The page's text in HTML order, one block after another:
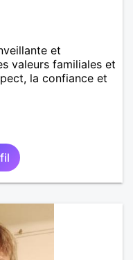
et
valeurs familiales et
la confiance et